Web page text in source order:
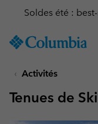
TO
SKIP
MAIN
Activités
Tenues de